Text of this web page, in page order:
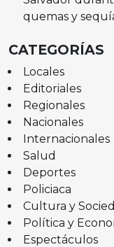
quemas y
CATEGORÍAS
Locales
Editoriales
Regionales
Nacionales
Internacionales
Salud
Deportes
Policiaca
Cultura y
Política y
Espectáculos